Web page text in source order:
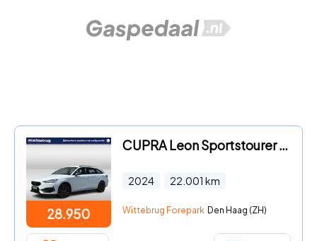
28.950
CUPRA Leon Sportstourer - 1.4 e-Hybrid 245PK VZ Performance / Fabrieksgarantie t/m 19-
2024 22.001 km
Wittebrug Forepark Den Haag (ZH)